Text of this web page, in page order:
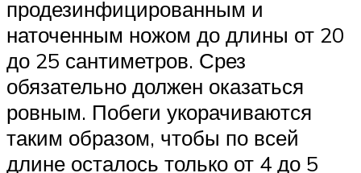
продезинфицированным и
наточенным ножом до длины от 20
до 25 сантиметров. Срез
обязательно должен оказаться
ровным. Побеги укорачиваются
таким образом, чтобы по всей
длине осталось только от 4 до 5